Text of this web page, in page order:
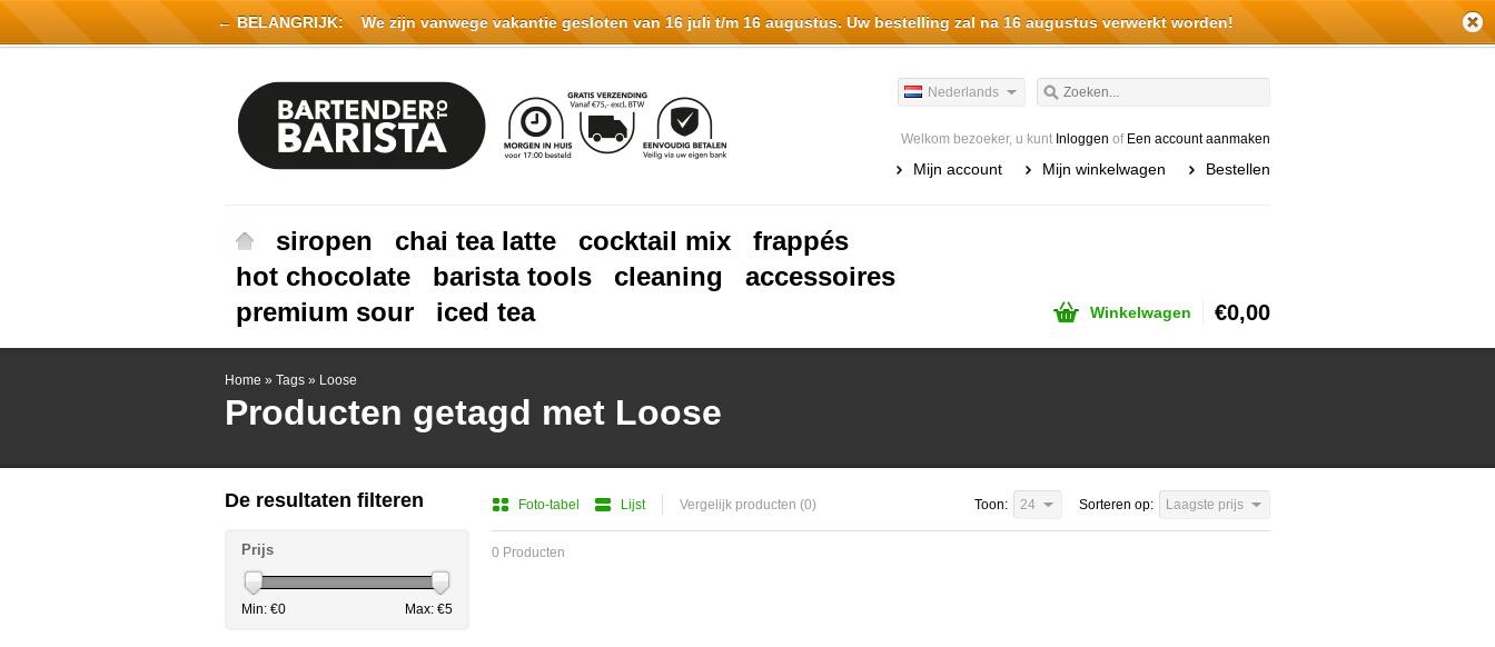
Nederlands
Welkom bezoeker, u kunt Inloggen of Een account aanmaken
Mijn account Mijn winkelwagen Bestellen
siropen chai tea latte cocktail mix
frappés
hot chocolate
barista tools cleaning
accessoires
premium sour
iced tea Winkelwagen €0,00
Home » Tags » Loose
Producten getagd met Loose
Foto-tabel Lijst Vergelijk producten (0) Sorteren op: Laagste prijs
Toon: 24
0 Producten
De resultaten filteren
Prijs
Min: €0 Max: €5
← BELANGRIJK:We zijn vanwege vakantie gesloten van 16 juli t/m 16 augustus. Uw bestelling zal na 16 augustus verwerkt worden!